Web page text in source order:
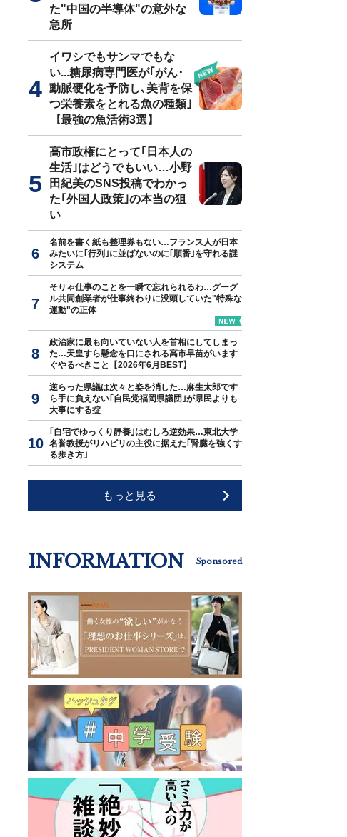
た"中国の半導体"の意外な
急所
イワシでもサンマでもな
い...糖尿病専門医が｢がん･
動脈硬化を予防し､美背を保
つ栄養素をとれる魚の種類｣
【最強の魚活術3選】
高市政権にとって｢日本人の
生活｣はどうでもいい…小野
田紀美のSNS投稿でわかっ
た｢外国人政策｣の本当の狙
い
名前を書く紙も整理券もない…フランス人が日本
みたいに｢行列｣に並ばないのに｢順番｣を守れる謎
システム
そりゃ仕事のことを一瞬で忘れられるわ…グーグ
ル共同創業者が仕事終わりに没頭していた"特殊な
運動"の正体
政治家に最も向いていない人を首相にしてしまっ
た…天皇すら懸念を口にされる高市早苗がいます
ぐやるべきこと【2026年6月BEST】
逆らった県議は次々と姿を消した…麻生太郎です
ら手に負えない｢自民党福岡県議団｣が県民よりも
大事にする掟
｢自宅でゆっくり静養｣はむしろ逆効果…東北大学
名誉教授がリハビリの主役に据えた｢腎臓を強くす
る歩き方｣
もっと見る
INFORMATION Sponsored